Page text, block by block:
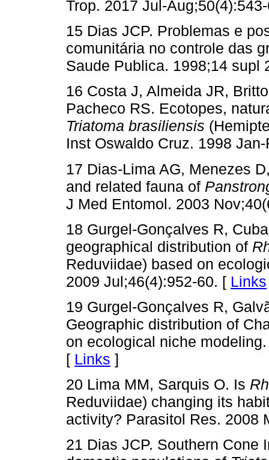
Trop. 2017 Jul-
15 Dias JCP. Problemas e
comunitária no controle das
Saude Publica. 1998;14 supl
16 Costa J, Almeida JR,
Pacheco RS. Ecotopes,
Triatoma brasiliensis
Inst Oswaldo Cruz. 1998
17 Dias-Lima AG, Menezes
and related fauna of
J Med Entomol. 2003
18 Gurgel-Gonçalves R,
geographical distribution of
Reduviidae) based on
2009 Jul;46(4):952-60. [ Links
19 Gurgel-Gonçalves R,
Geographic distribution of
on ecological niche
[ Links ]
20 Lima MM, Sarquis O. Is
Reduviidae) changing its
activity? Parasitol Res. 2008
21 Dias JCP. Southern Cone